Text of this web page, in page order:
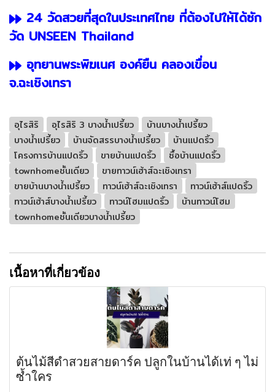
24 วัดสวยที่สุดในประเทศไทย ที่ต้องไปให้ได้ซัก
วัด UNSEEN Thailand
อุทยานพระพิฆเนศ องค์ยืน คลองเขื่อน
จ.ฉะเชิงเทรา
อุไรสิริ อุไรสิริ 3 บางน้ำเปรี้ยว
บ้านบางน้ำเปรี้ยว
บางน้ำเปรี้ยว
บ้านจัดสรรบางน้ำเปรี้ยว
บ้านแปดริ้ว
โครงการบ้านแปดริ้ว
ขายบ้านแปดริ้ว
ซื้อบ้านแปดริ้ว
townhomeชั้นเดียว
ขายทาวน์เฮ้าส์ฉะเชิงเทรา
ขายบ้านบางน้ำเปรี้ยว
ทาวน์เฮ้าส์ฉะเชิงเทรา
ทาวน์เฮ้าส์แปดริ้ว
ทาวน์เฮ้าส์บางน้ำเปรี้ยว
ทาวน์โฮมแปดริ้ว
บ้านทาวน์โฮม
townhomeชั้นเดียวบางน้ำเปรี้ยว
เนื้อหาที่เกี่ยวข้อง
ต้นไม้สีดำสวยสายดาร์ค ปลูกในบ้านได้เท่ ๆ ไม่
ซ้ำใคร